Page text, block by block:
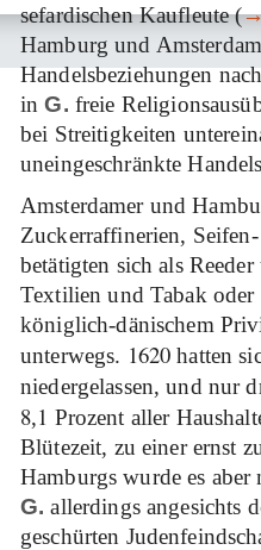
sefardischen Kaufleute (
Hamburg und
Handelsbeziehungen
inG. freie
bei Streitigkeiten
uneingeschränkte
Amsterdamer und
Zuckerraffinerien,
betätigten sich als
Textilien und Tabak oder
königlich-dänischem
unterwegs. 1620 hatten
niedergelassen, und nur
8,1 Prozent aller
Blütezeit, zu einer ernst
Hamburgs wurde es
G. allerdings angesichts
geschürten